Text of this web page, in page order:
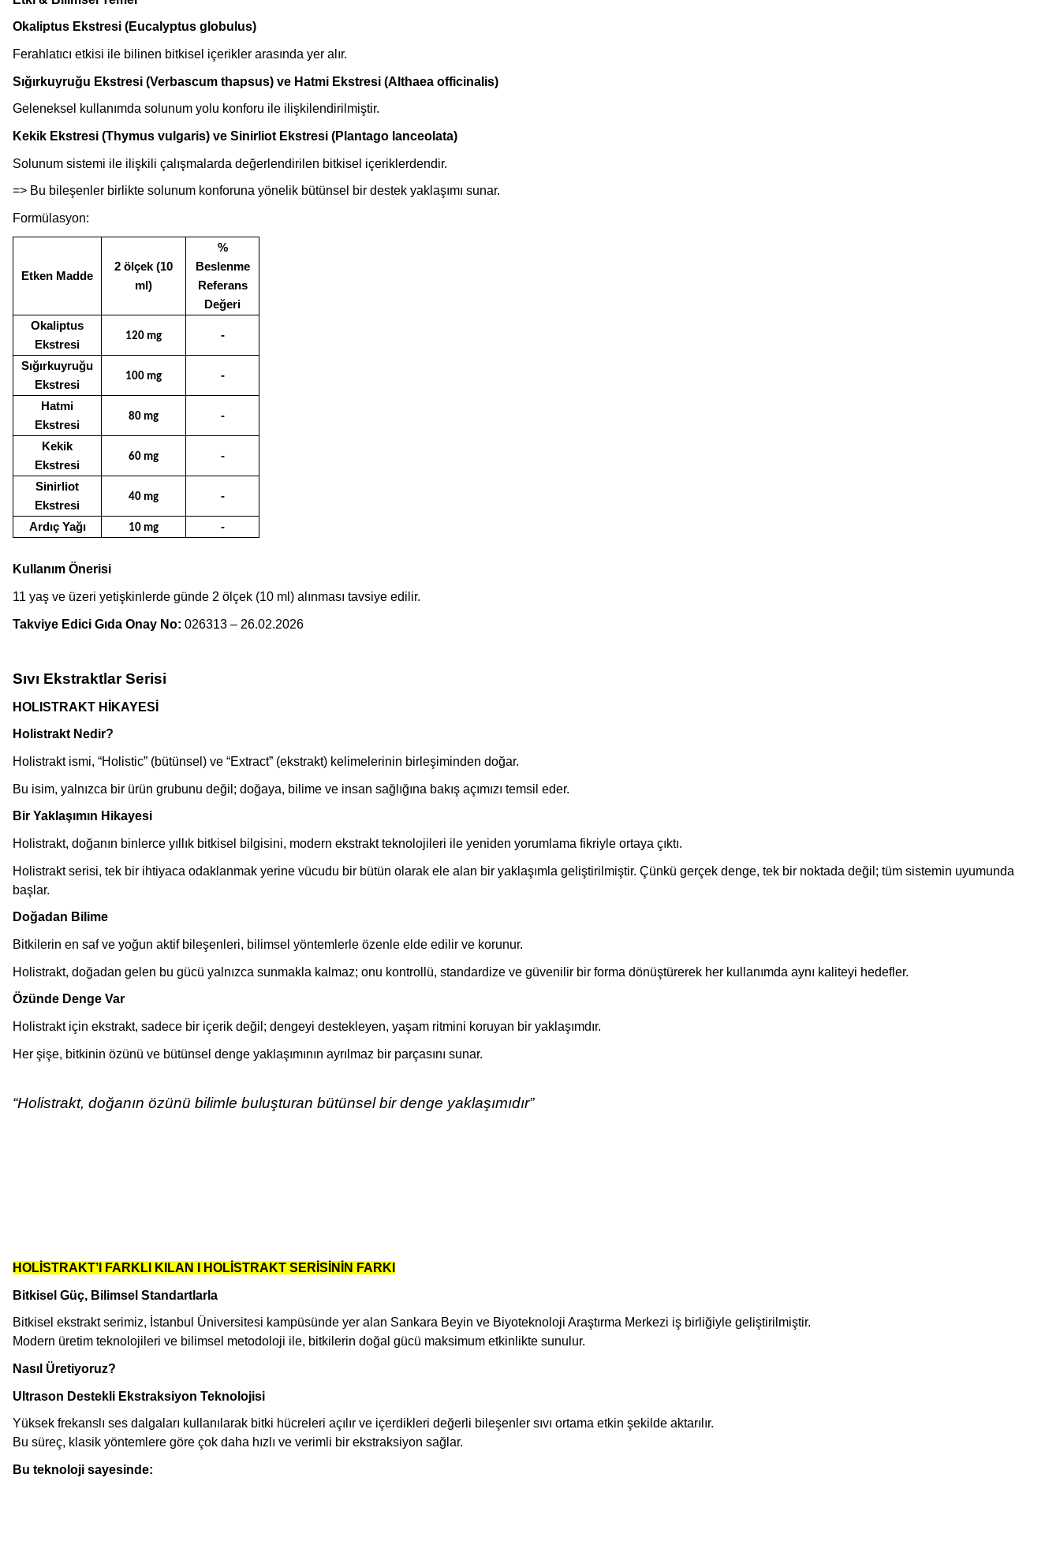
Okaliptus Ekstresi (Eucalyptus globulus)
Ferahlatıcı etkisi ile bilinen bitkisel içerikler arasında yer alır.
Sığırkuyruğu Ekstresi (Verbascum thapsus) ve Hatmi Ekstresi (Althaea officinalis)
Geleneksel kullanımda solunum yolu konforu ile ilişkilendirilmiştir.
Kekik Ekstresi (Thymus vulgaris) ve Sinirliot Ekstresi (Plantago lanceolata)
Solunum sistemi ile ilişkili çalışmalarda değerlendirilen bitkisel içeriklerdendir.
=> Bu bileşenler birlikte solunum konforuna yönelik bütünsel bir destek yaklaşımı sunar.
Formülasyon:
Etken Madde
2 ölçek (10
ml)
%
Beslenme
Referans
Değeri
Okaliptus
Ekstresi
120 mg -
Sığırkuyruğu
Ekstresi
100 mg -
Hatmi
Ekstresi
80 mg -
Kekik
Ekstresi
60 mg -
Sinirliot
Ekstresi
40 mg -
Ardıç Yağı 10 mg -
Kullanım Önerisi
11 yaş ve üzeri yetişkinlerde günde 2 ölçek (10 ml) alınması tavsiye edilir.
Takviye Edici Gıda Onay No: 026313 – 26.02.2026
Sıvı Ekstraktlar Serisi
HOLISTRAKT HİKAYESİ
Holistrakt Nedir?
Holistrakt ismi, “Holistic” (bütünsel) ve “Extract” (ekstrakt) kelimelerinin birleşiminden doğar.
Bu isim, yalnızca bir ürün grubunu değil; doğaya, bilime ve insan sağlığına bakış açımızı temsil eder.
Bir Yaklaşımın Hikayesi
Holistrakt, doğanın binlerce yıllık bitkisel bilgisini, modern ekstrakt teknolojileri ile yeniden yorumlama fikriyle ortaya çıktı.
Holistrakt serisi, tek bir ihtiyaca odaklanmak yerine vücudu bir bütün olarak ele alan bir yaklaşımla geliştirilmiştir. Çünkü gerçek denge, tek bir noktada değil; tüm sistemin uyumunda
başlar.
Doğadan Bilime
Bitkilerin en saf ve yoğun aktif bileşenleri, bilimsel yöntemlerle özenle elde edilir ve korunur.
Holistrakt, doğadan gelen bu gücü yalnızca sunmakla kalmaz; onu kontrollü, standardize ve güvenilir bir forma dönüştürerek her kullanımda aynı kaliteyi hedefler.
Özünde Denge Var
Holistrakt için ekstrakt, sadece bir içerik değil; dengeyi destekleyen, yaşam ritmini koruyan bir yaklaşımdır.
Her şişe, bitkinin özünü ve bütünsel denge yaklaşımının ayrılmaz bir parçasını sunar.
“Holistrakt, doğanın özünü bilimle buluşturan bütünsel bir denge yaklaşımıdır”
HOLİSTRAKT’I FARKLI KILAN I HOLİSTRAKT SERİSİNİN FARKI
Bitkisel Güç, Bilimsel Standartlarla
Bitkisel ekstrakt serimiz, İstanbul Üniversitesi kampüsünde yer alan Sankara Beyin ve Biyoteknoloji Araştırma Merkezi iş birliğiyle geliştirilmiştir.
Modern üretim teknolojileri ve bilimsel metodoloji ile, bitkilerin doğal gücü maksimum etkinlikte sunulur.
Nasıl Üretiyoruz?
Ultrason Destekli Ekstraksiyon Teknolojisi
Yüksek frekanslı ses dalgaları kullanılarak bitki hücreleri açılır ve içerdikleri değerli bileşenler sıvı ortama etkin şekilde aktarılır.
Bu süreç, klasik yöntemlere göre çok daha hızlı ve verimli bir ekstraksiyon sağlar.
Bu teknoloji sayesinde: